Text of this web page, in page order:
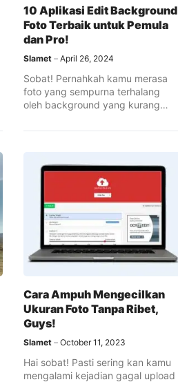
10 Aplikasi Edit Background
Foto Terbaik untuk Pemula
dan Pro!
Slamet April 26, 2024
Sobat! Pernahkah kamu merasa
foto yang sempurna terhalang
oleh background yang kurang
Cara Ampuh Mengecilkan
Ukuran Foto Tanpa Ribet,
Guys!
Slamet October 11, 2023
Hai sobat! Pasti sering kan kamu
mengalami kejadian gagal upload